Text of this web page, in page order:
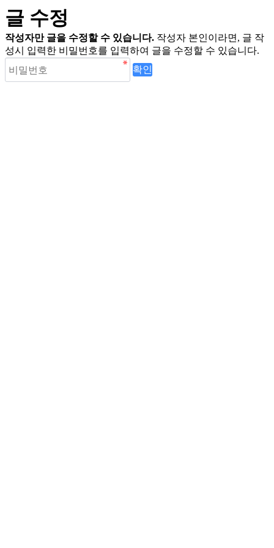
글 수정
작성자만 글을 수정할 수 있습니다. 작성자 본인이라면, 글 작
성시 입력한 비밀번호를 입력하여 글을 수정할 수 있습니다.